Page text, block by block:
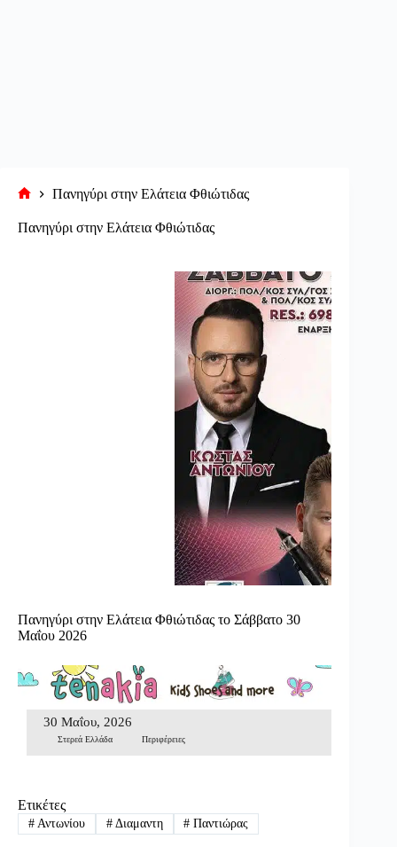
σελίδα
Πανηγύρι στην Ελάτεια Φθιώτιδας
Πανηγύρι στην Ελάτεια Φθιώτιδας
Πανηγύρι στην Ελάτεια Φθιώτιδας το Σάββατο 30
Μαΐου 2026
30 Μαΐου, 2026
Στερεά Ελλάδα Περιφέρειες
Ετικέτες
#Αντωνίου #Διαμαντη # Παντιώρας